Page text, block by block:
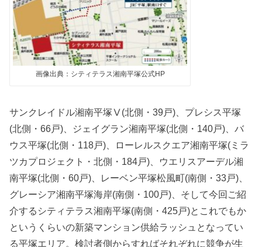
画像出典：シティテラス湘南平塚公式HP
サンクレイドル湘南平塚Ⅴ(北側・39戸)、プレシス平塚
(北側・66戸)、ジェイグラン湘南平塚(北側・140戸)、バ
ウス平塚(北側・118戸)、ローレルスクエア湘南平塚(ミラ
ツカプロジェクト・北側・184戸)、ウエリスアーデル湘
南平塚(北側・60戸)、レーベン平塚松風町(南側・33戸)、
グレーシア湘南平塚海岸(南側・100戸)、そして今回ご紹
介するシティテラス湘南平塚(南側・425戸)とこれでもか
というくらいの新築マンション供給ラッシュとなってい
る平塚エリア。検討者側からすればそれぞれに競争が生